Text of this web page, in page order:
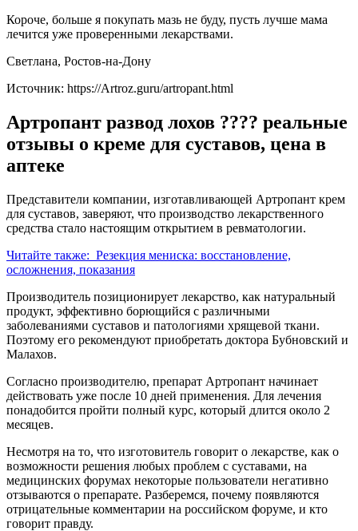
Короче, больше я покупать мазь не буду, пусть лучше мама
лечится уже проверенными лекарствами.
Светлана, Ростов-на-Дону
Источник: https://Artroz.guru/artropant.html
Артропант развод лохов ???? реальные
отзывы о креме для суставов, цена в
аптеке
Представители компании, изготавливающей Артропант крем
для суставов, заверяют, что производство лекарственного
средства стало настоящим открытием в ревматологии.
Читайте также: Резекция мениска: восстановление,
осложнения, показания
Производитель позиционирует лекарство, как натуральный
продукт, эффективно борющийся с различными
заболеваниями суставов и патологиями хрящевой ткани.
Поэтому его рекомендуют приобретать доктора Бубновский и
Малахов.
Согласно производителю, препарат Артропант начинает
действовать уже после 10 дней применения. Для лечения
понадобится пройти полный курс, который длится около 2
месяцев.
Несмотря на то, что изготовитель говорит о лекарстве, как о
возможности решения любых проблем с суставами, на
медицинских форумах некоторые пользователи негативно
отзываются о препарате. Разберемся, почему появляются
отрицательные комментарии на российском форуме, и кто
говорит правду.